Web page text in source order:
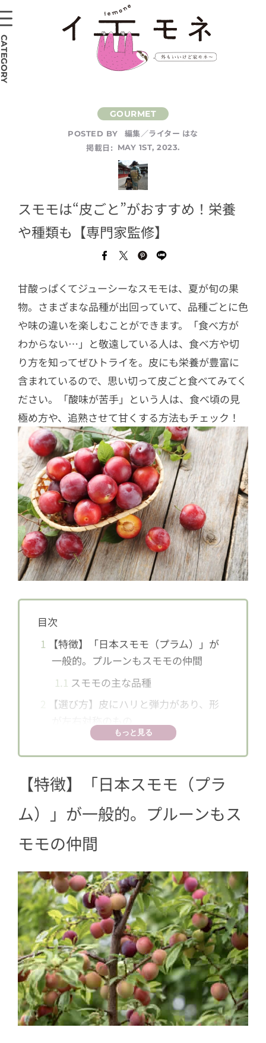
POSTED BY
編集／ライター はな
掲載日:
MAY 1ST, 2023.
スモモは“皮ごと”がおすすめ！栄養
や種類も【専門家監修】
甘酸っぱくてジューシーなスモモは、夏が旬の果
物。さまざまな品種が出回っていて、品種ごとに色
や味の違いを楽しむことができます。「食べ方が
わからない…」と敬遠している人は、食べ方や切
り方を知ってぜひトライを。皮にも栄養が豊富に
含まれているので、思い切って皮ごと食べてみてく
ださい。「酸味が苦手」という人は、食べ頃の見
極め方や、追熟させて甘くする方法もチェック！
目次
1 【特徴】「日本スモモ（プラム）」が
一般的。プルーンもスモモの仲間
1.1 スモモの主な品種
【選び方】皮にハリと弾力があり、形
【保存】冷暗所で追熟を。完熟前に野
菜室で保存しても
4【食べ方】丸ごとかじってOK。切るな
ら４分割が食べやすい
4.1種の取り方
5【栄養・効果】貧血や高血圧予防、目
もっと見る
【特徴】「日本スモモ（プラ
ム）」が一般的。プルーンもス
モモの仲間